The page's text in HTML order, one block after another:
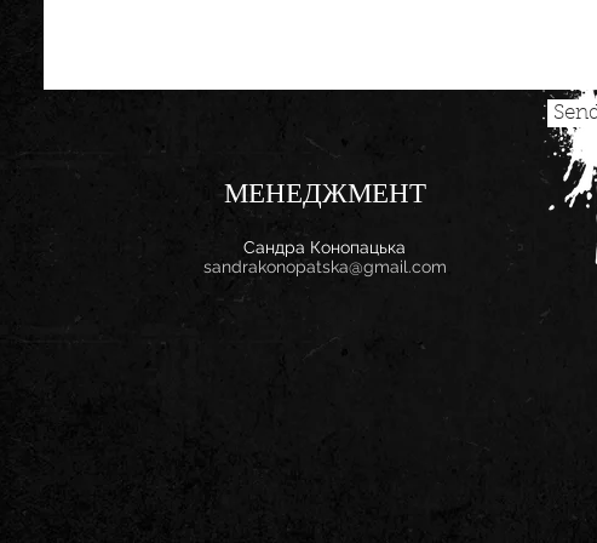
МЕНЕДЖМЕНТ
Сандра Конопацька
sandrakonopatska@gmail.com